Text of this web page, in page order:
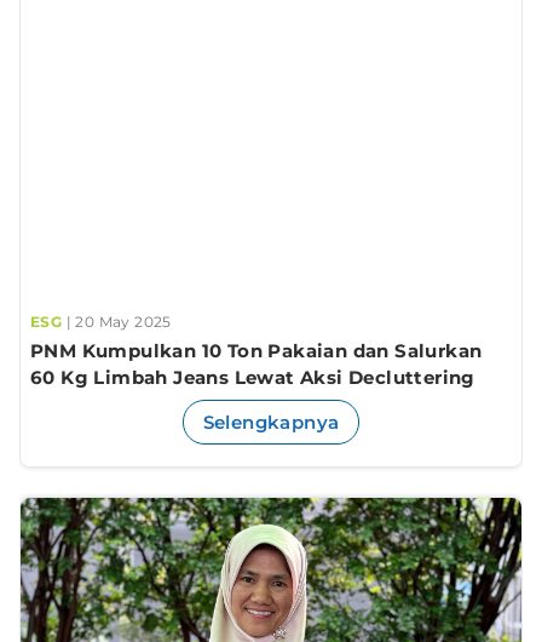
ESG | 20 May 2025
PNM Kumpulkan 10 Ton Pakaian dan Salurkan
60 Kg Limbah Jeans Lewat Aksi Decluttering
Selengkapnya